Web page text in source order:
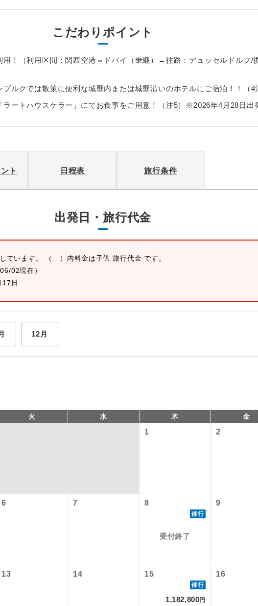
こだわりポイント
用！（利用区間：関西空港⇔ドバイ（乗継）→往路：デュッセルドルフ/
ルクでは散策に便利な城壁内または城壁沿いのホテルにご宿泊！！（4
ートハウスケラー」にてお食事をご用意！（注5）※2026年4月28日出
ト 日程表 旅行条件
出発日・旅行代金
ています。 （ ）内料金は子供 旅行代金 です。
02現在）
日
12月
火 水 木 金
1 2
6 7 8
催行
受付終了
9
13 14 15
催行
1,182,800円
16
設使用料】
の出発地から追加代金でご参加いただけます。
説明
バスガイドが乗務し、車内での観光案内があります。